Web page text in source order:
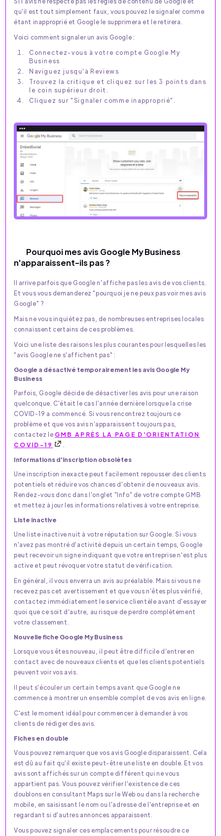
qu'il est tout simplement faux, vous pouvez le signaler comme
étant inapproprié et Google le supprimera et le retirera.
Voici comment signaler un avis Google :
Connectez-vous à votre compte Google My
Business
Naviguez jusqu'à Reviews
Trouvez la critique et cliquez sur les 3 points dans
le coin supérieur droit.
Cliquez sur "Signaler comme inapproprié".
Pourquoi mes avis Google My Business
n'apparaissent-ils pas ?
Il arrive parfois que Google n'affiche pas les avis de vos clients.
Et vous vous demanderez "pourquoi je ne peux pas voir mes avis
Google" ?
Mais ne vous inquiétez pas, de nombreuses entreprises locales
connaissent certains de ces problèmes.
Voici une liste des raisons les plus courantes pour lesquelles les
"avis Google ne s'affichent pas" :
Google a désactivé temporairement les avis Google My
Business
Parfois, Google décide de désactiver les avis pour une raison
quelconque. C'était le cas l'année dernière lorsque la crise
COVID-19 a commencé. Si vous rencontrez toujours ce
problème et que vos avis n'apparaissent toujours pas,
contactez le GMB APRÈS LA PAGE D'ORIENTATION
COVID-19
.
Informations d'inscription obsolètes
Une inscription inexacte peut facilement repousser des clients
potentiels et réduire vos chances d'obtenir de nouveaux avis.
Rendez-vous donc dans l'onglet "Info" de votre compte GMB
et mettez à jour les informations relatives à votre entreprise.
Liste inactive
Une liste inactive nuit à votre réputation sur Google. Si vous
n'avez pas montré d'activité depuis un certain temps, Google
peut recevoir un signe indiquant que votre entreprise n'est plus
active et peut révoquer votre statut de vérification.
En général, il vous enverra un avis au préalable. Mais si vous ne
recevez pas cet avertissement et que vous n'êtes plus vérifié,
contactez immédiatement le service clientèle avant d'essayer
quoi que ce soit d'autre, au risque de perdre complètement
votre classement.
Nouvelle fiche Google My Business
Lorsque vous êtes nouveau, il peut être difficile d'entrer en
contact avec de nouveaux clients et que les clients potentiels
peuvent voir vos avis.
Il peut s'écouler un certain temps avant que Google ne
commence à montrer un ensemble complet de vos avis en ligne.
C'est le moment idéal pour commencer à demander à vos
clients de rédiger des avis.
Fiches en double
Vous pouvez remarquer que vos avis Google disparaissent. Cela
est dû au fait qu'il existe peut-être une liste en double. Et vos
avis sont affichés sur un compte différent qui ne vous
appartient pas. Vous pouvez vérifier l'existence de ces
doublons en consultant Maps sur le Web ou dans la recherche
mobile, en saisissant le nom ou l'adresse de l'entreprise et en
regardant si d'autres annonces apparaissent.
Vous pouvez signaler ces emplacements pour résoudre ce